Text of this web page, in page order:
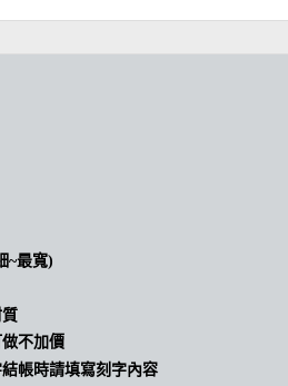
~最寬)
不加價
帳時請填寫刻字內容